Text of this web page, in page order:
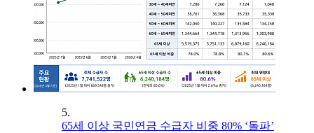
5.
65세 이상 국민연금 수급자 비중 80% ‘돌파’